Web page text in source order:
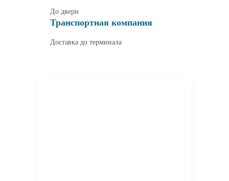
До двери
Транспортная компания
Доставка до терминала